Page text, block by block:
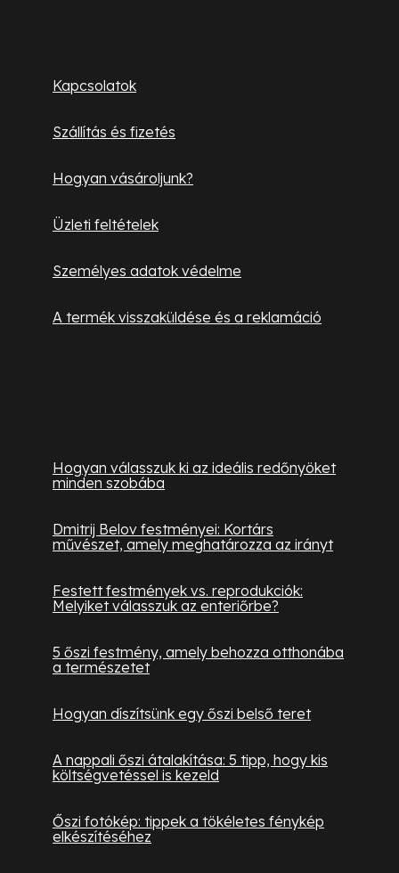
Kapcsolatok
Szállítás és fizetés
Hogyan vásároljunk?
Üzleti feltételek
Személyes adatok védelme
A termék visszaküldése és a reklamáció
Hogyan válasszuk ki az ideális redőnyöket
minden szobába
Dmitrij Belov festményei: Kortárs
művészet, amely meghatározza az irányt
Festett festmények vs. reprodukciók:
Melyiket válasszuk az enteriőrbe?
5 őszi festmény, amely behozza otthonába
a természetet
Hogyan díszítsünk egy őszi belső teret
A nappali őszi átalakítása: 5 tipp, hogy kis
költségvetéssel is kezeld
Őszi fotókép: tippek a tökéletes fénykép
elkészítéséhez